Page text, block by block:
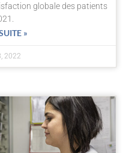
globale des patients
»
2022